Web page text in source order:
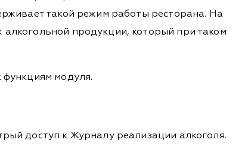
такой режим работы ресторана. На
продукции, который при таком
функциям модуля.
доступ к Журналу реализации алкоголя.